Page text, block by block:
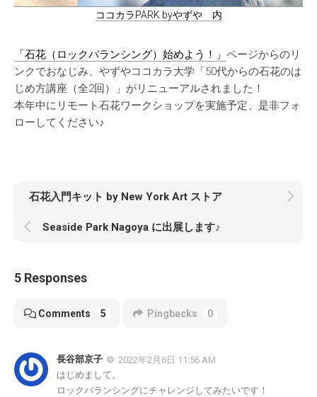
ココカラPARK byやずや 内
「石花（ロックバランシング）始めよう！」 ページからのリ
ンクでおなじみ、やずやココカラ大学「50代からの石花のは
じめ方講座（全2回）」がリニューアルされました！
本年中にリモート石花ワークショップを実施予定、是非フォ
ローしてください♪
石花入門キット by New York Art ストア
Seaside Park Nagoya に出展します♪
5 Responses
Comments 5 Pingbacks 0
長谷部京子
2022年2月6日 11:56 AM
はじめまして。
ロックバランシングにチャレンジしてみたいです！